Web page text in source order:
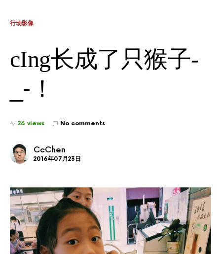
行动影像
cIng长成了只猴子-
_-！
26 views No comments
CcChen
2016年07月23日